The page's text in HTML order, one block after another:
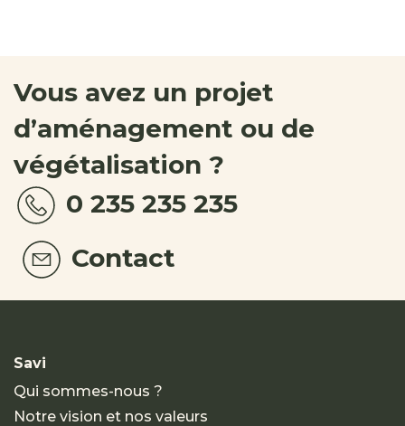
Vous avez un projet
d’aménagement ou de
végétalisation ?
0 235 235 235
Contact
Savi
Qui sommes-nous ?
Notre vision et nos valeurs